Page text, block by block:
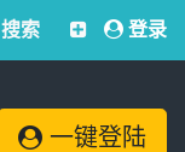
搜索 登录
一键登陆